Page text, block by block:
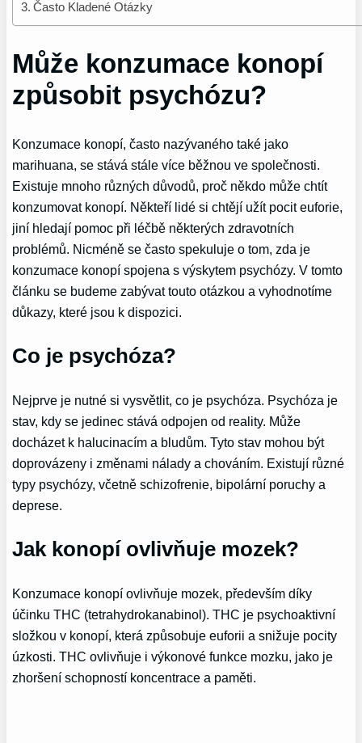
Často Kladené Otázky
Může konzumace konopí
způsobit psychózu?
Konzumace konopí, často nazývaného také jako
marihuana, se stává stále více běžnou ve společnosti.
Existuje mnoho různých důvodů, proč někdo může chtít
konzumovat konopí. Někteří lidé si chtějí užít pocit euforie,
jiní hledají pomoc při léčbě některých zdravotních
problémů. Nicméně se často spekuluje o tom, zda je
konzumace konopí spojena s výskytem psychózy. V tomto
článku se budeme zabývat touto otázkou a vyhodnotíme
důkazy, které jsou k dispozici.
Co je psychóza?
Nejprve je nutné si vysvětlit, co je psychóza. Psychóza je
stav, kdy se jedinec stává odpojen od reality. Může
docházet k halucinacím a bludům. Tyto stav mohou být
doprovázeny i změnami nálady a chováním. Existují různé
typy psychózy, včetně schizofrenie, bipolární poruchy a
deprese.
Jak konopí ovlivňuje mozek?
Konzumace konopí ovlivňuje mozek, především díky
účinku THC (tetrahydrokanabinol). THC je psychoaktivní
složkou v konopí, která způsobuje euforii a snižuje pocity
úzkosti. THC ovlivňuje i výkonové funkce mozku, jako je
zhoršení schopností koncentrace a paměti.